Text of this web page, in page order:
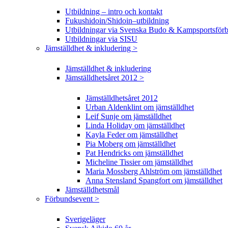
Utbildning – intro och kontakt
Fukushidoin/Shidoin–utbildning
Utbildningar via Svenska Budo &
Utbildningar via SISU
Jämställdhet & inkludering >
Jämställdhet & inkludering
Jämställdhetsåret 2012 >
Jämställdhetsåret 2012
Urban Aldenklint om jämställdhet
Leif Sunje om jämställdhet
Linda Holiday om jämställdhet
Kayla Feder om jämställdhet
Pia Moberg om jämställdhet
Pat Hendricks om jämställdhet
Micheline Tissier om jämställdhet
Maria Mossberg Ahlström om jämställdhet
Anna Stensland Spangfort om jämställdhet
Jämställdhetsmål
Förbundsevent >
Sverigeläger